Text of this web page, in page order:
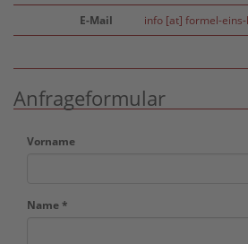
E-Mail
info [at] formel-
Anfrageformular
Vorname
Name *